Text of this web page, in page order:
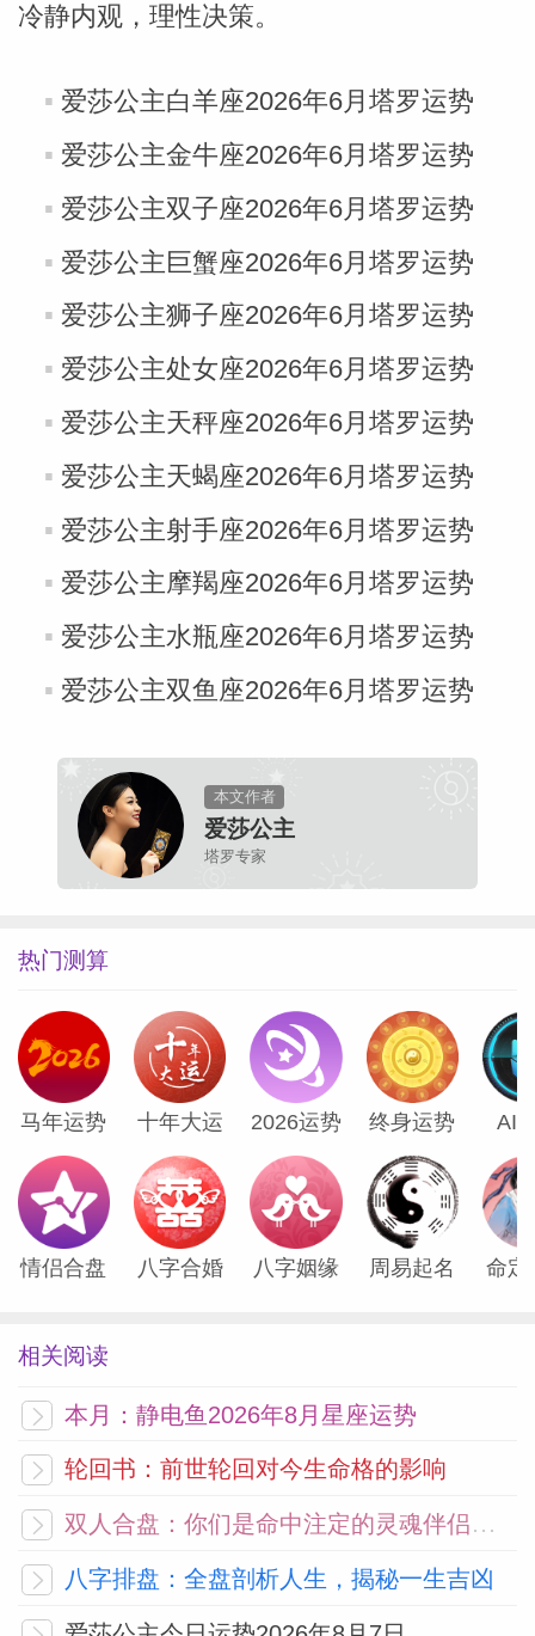
冷静内观，理性决策。
爱莎公主白羊座2026年6月塔罗运势
爱莎公主金牛座2026年6月塔罗运势
爱莎公主双子座2026年6月塔罗运势
爱莎公主巨蟹座2026年6月塔罗运势
爱莎公主狮子座2026年6月塔罗运势
爱莎公主处女座2026年6月塔罗运势
爱莎公主天秤座2026年6月塔罗运势
爱莎公主天蝎座2026年6月塔罗运势
爱莎公主射手座2026年6月塔罗运势
爱莎公主摩羯座2026年6月塔罗运势
爱莎公主水瓶座2026年6月塔罗运势
爱莎公主双鱼座2026年6月塔罗运势
本文作者
爱莎公主
塔罗专家
热门测算
马年运势 十年大运 2026运势 终身运势 AI
情侣合盘 八字合婚 八字姻缘 周易起名 命定
相关阅读
本月：静电鱼2026年8月星座运势
轮回书：前世轮回对今生命格的影响
双人合盘：你们是命中注定的灵魂伴侣吗？
八字排盘：全盘剖析人生，揭秘一生吉凶